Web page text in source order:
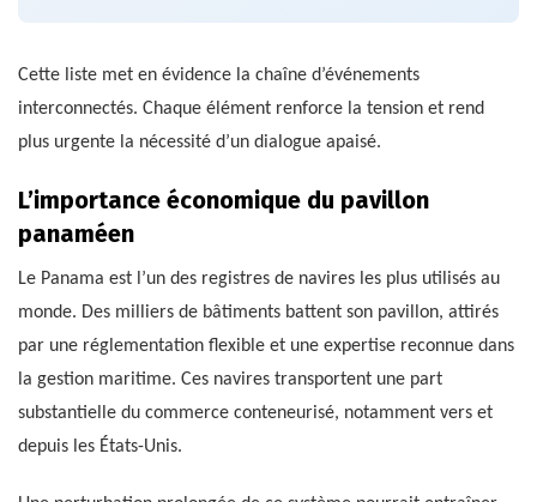
Cette liste met en évidence la chaîne d’événements
interconnectés. Chaque élément renforce la tension et rend
plus urgente la nécessité d’un dialogue apaisé.
L’importance économique du pavillon
panaméen
Le Panama est l’un des registres de navires les plus utilisés au
monde. Des milliers de bâtiments battent son pavillon, attirés
par une réglementation flexible et une expertise reconnue dans
la gestion maritime. Ces navires transportent une part
substantielle du commerce conteneurisé, notamment vers et
depuis les États-Unis.